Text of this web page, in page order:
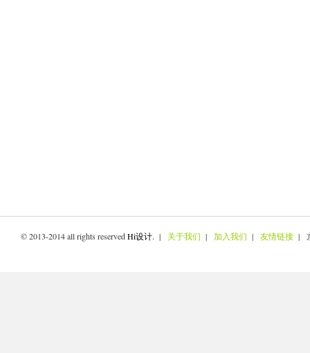
© 2013-2014 all rights reservedHi设计. | 关于我们 | 加入我们 | 友情链接 |